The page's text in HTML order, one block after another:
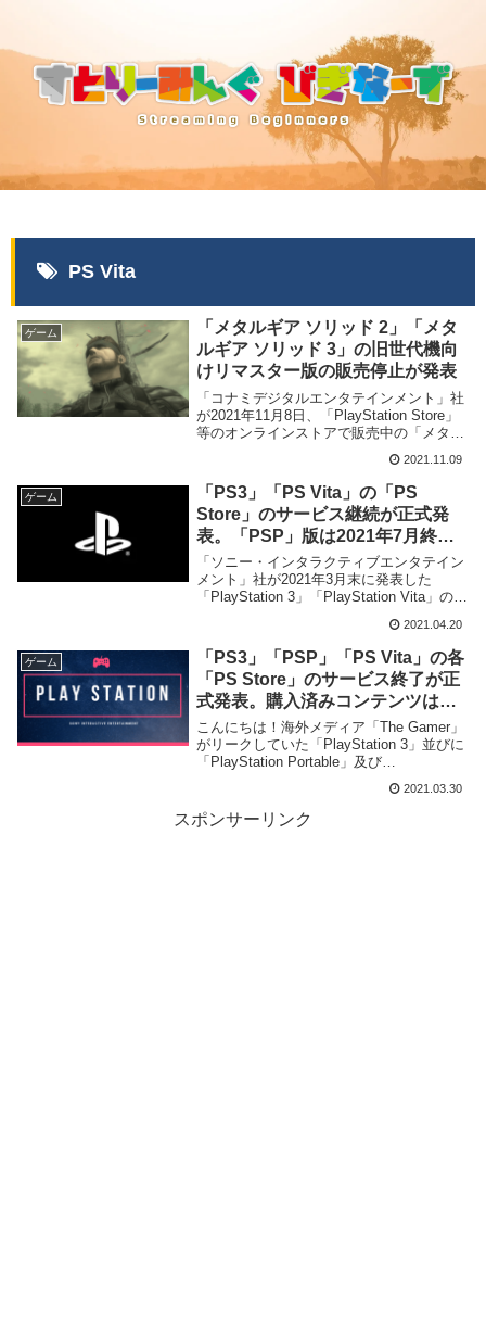
PS Vita
ゲーム
「メタルギア ソリッド 2」「メタ
ルギア ソリッド 3」の旧世代機向
けリマスター版の販売停止が発表
「コナミデジタルエンタテインメント」社
が2021年11月8日、「PlayStation Store」
等のオンラインストアで販売中の「メタル
ッド 3」のリマスター版の販売停止を発表
致しました。
2021.11.09
ゲーム
「PS3」「PS Vita」の「PS
Store」のサービス継続が正式発
表。「PSP」版は2021年7月終了
に変更無し
「ソニー・インタラクティブエンタテイン
メント」社が2021年3月末に発表した
「PlayStation 3」「PlayStation Vita」の
2021.04.20
ゲーム
「PS3」「PSP」「PS Vita」の各
「PS Store」のサービス終了が正
式発表。購入済みコンテンツは再
ダウンロード可能
こんにちは！海外メディア「The Gamer」
がリークしていた「PlayStation 3」並びに
「PlayStation Portable」及び
Store」のサービス終了を「ソニー・イン
タラクティブエンタテインメント」社が正
式に発表致しました。各「PS ...
2021.03.30
スポンサーリンク